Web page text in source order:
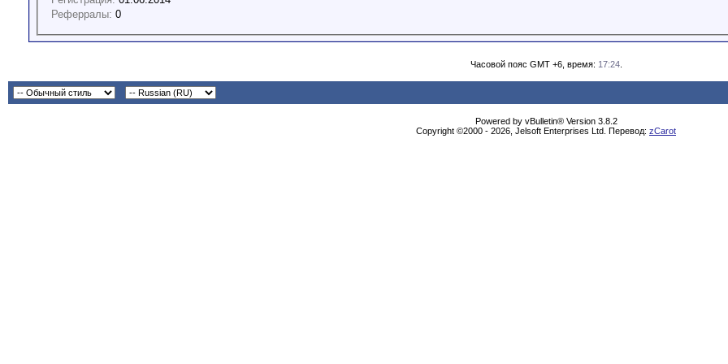
Реферралы: 0
Часовой пояс GMT +6, время: 17:24.
Powered by vBulletin® Version 3.8.2
Copyright ©2000 - 2026, Jelsoft Enterprises Ltd. Перевод: zCarot